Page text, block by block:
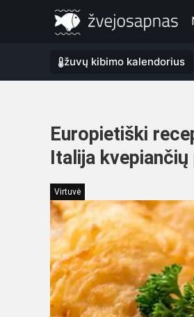
žuvų kibimo kalendorius
Europietiški
Italija
Virtuvė